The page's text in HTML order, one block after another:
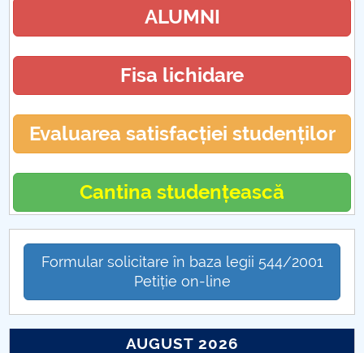
Colaborari
Evenimente
ALUMNI
Fisa lichidare
Evaluarea satisfacției studenților
Cantina studențească
Formular solicitare în baza legii 544/2001
Petiție on-line
AUGUST 2026